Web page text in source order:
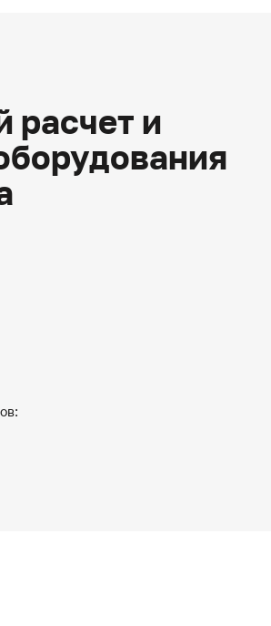
расчет и